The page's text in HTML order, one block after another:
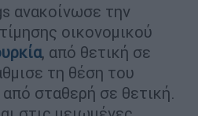
ανακοίνωσε την
οικονομικού
, από θετική σε
τη θέση του
σταθερή σε θετική.